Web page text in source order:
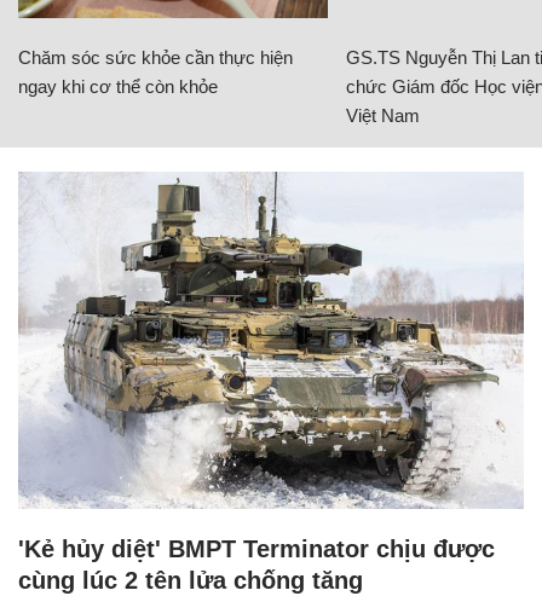
Chăm sóc sức khỏe cần thực hiện
ngay khi cơ thể còn khỏe
GS.TS Nguyễn Thị Lan
chức Giám đốc Học
Việt Nam
'Kẻ hủy diệt' BMPT Terminator chịu được
cùng lúc 2 tên lửa chống tăng